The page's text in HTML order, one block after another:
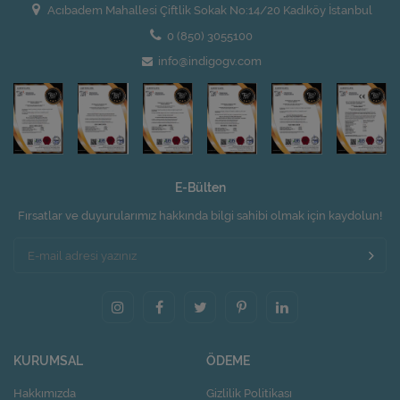
Acıbadem Mahallesi Çiftlik Sokak No:14/20 Kadıköy İstanbul
0 (850) 3055100
info@indigogv.com
E-Bülten
Fırsatlar ve duyurularımız hakkında bilgi sahibi olmak için kaydolun!
KURUMSAL
Hakkımızda
ÖDEME
Gizlilik Politikası